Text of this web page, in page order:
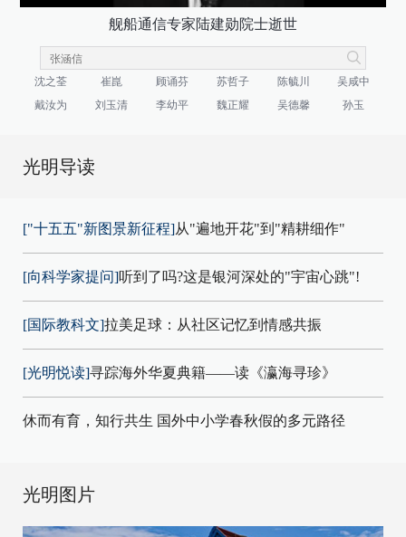
舰船通信专家陆建勋院士逝世
沈之荃 崔崑 顾诵芬 苏哲子 陈毓川
吴咸中
戴汝为
刘玉清 李幼平 魏正耀 吴德馨 孙玉
光明导读
["十五五"新图景新征程]从"遍地开花"到"精耕细作"
[向科学家提问]听到了吗?这是银河深处的"宇宙心跳"!
[国际教科文]拉美足球：从社区记忆到情感共振
[光明悦读]寻踪海外华夏典籍——读《瀛海寻珍》
休而有育，知行共生 国外中小学春秋假的多元路径
光明图片